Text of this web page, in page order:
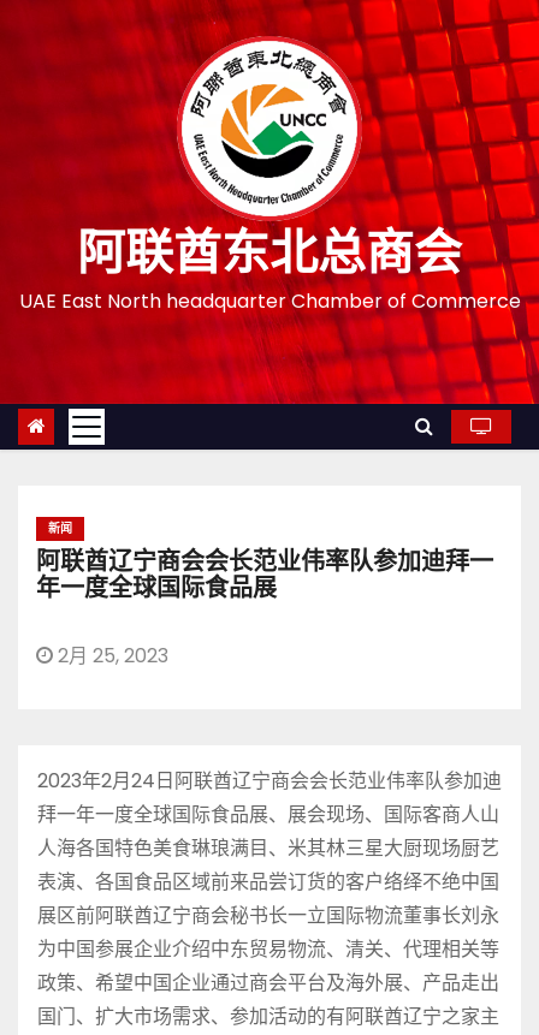
阿联酋东北总商会
UAE East North headquarter Chamber of Commerce
新闻
阿联酋辽宁商会会长范业伟率队参加迪拜一
年一度全球国际食品展
2月 25, 2023
2023年2月24日阿联酋辽宁商会会长范业伟率队参加迪
拜一年一度全球国际食品展、展会现场、国际客商人山
人海各国特色美食琳琅满目、米其林三星大厨现场厨艺
表演、各国食品区域前来品尝订货的客户络绎不绝中国
展区前阿联酋辽宁商会秘书长一立国际物流董事长刘永
为中国参展企业介绍中东贸易物流、清关、代理相关等
政策、希望中国企业通过商会平台及海外展、产品走出
国门、扩大市场需求、参加活动的有阿联酋辽宁之家主